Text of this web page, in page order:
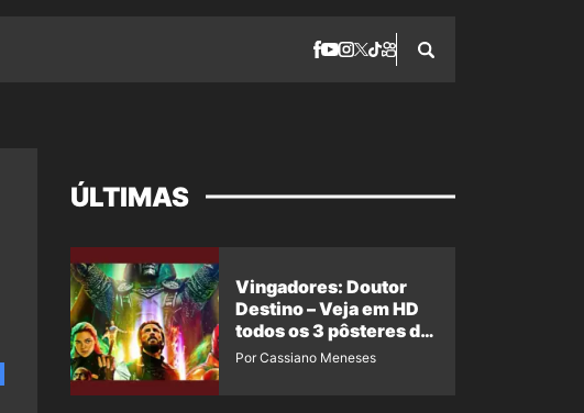
ÚLTIMAS
Vingadores: Doutor
Destino – Veja em HD
todos os 3 pôsteres de
‘Doomsday’ + 1 imagem
Por Cassiano Meneses